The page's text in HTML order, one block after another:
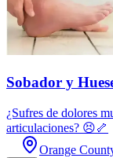
Sobador y
¿Sufres de dolores
articulaciones? 😣🦴
Orange